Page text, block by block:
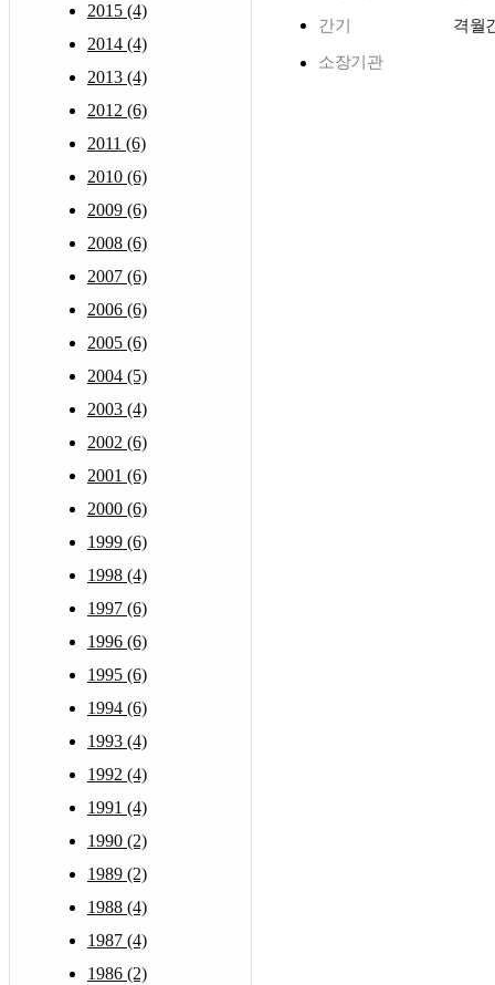
2015 (4)
2014 (4)
2013 (4)
2012 (6)
2011 (6)
2010 (6)
2009 (6)
2008 (6)
2007 (6)
2006 (6)
2005 (6)
2004 (5)
2003 (4)
2002 (6)
2001 (6)
2000 (6)
1999 (6)
1998 (4)
1997 (6)
1996 (6)
1995 (6)
1994 (6)
1993 (4)
1992 (4)
1991 (4)
1990 (2)
1989 (2)
1988 (4)
1987 (4)
1986 (2)
간기 격월
소장기관